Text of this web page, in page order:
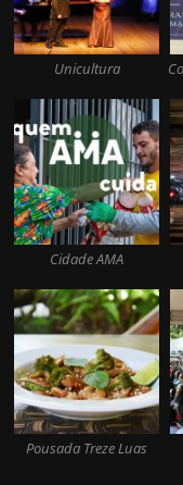
Unicultura
Cidade AMA
Pousada Treze Luas